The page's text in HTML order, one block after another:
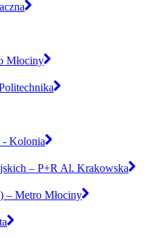
Młociny
- Kolonia
– P+R Al. Krakowska
– Metro Młociny